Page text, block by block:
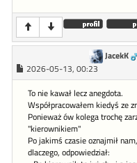
JacekK
2026-05-13, 00:23
To nie kawał lecz anegdota.
Współpracowałem kiedyś ze
Ponieważ ów kolega trochę
"kierownikiem"
Po jakimś czasie oznajmił
dlaczego, odpowiedział: